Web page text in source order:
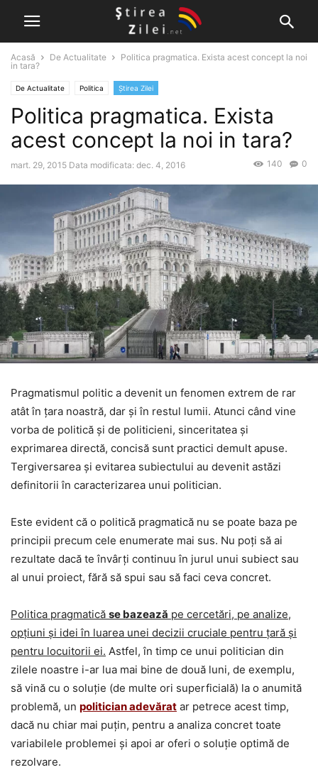
Acasă De Actualitate
Politica pragmatica. Exista acest concept la noi
in tara?
De Actualitate Politica Știrea Zilei
Politica pragmatica. Exista
acest concept la noi in tara?
mart. 29, 2015 Data modificata: dec. 4, 2016 0
140
Pragmatismul politic a devenit un fenomen extrem de rar
atât în țara noastră, dar și în restul lumii. Atunci când vine
vorba de politică și de politicieni, sinceritatea și
exprimarea directă, concisă sunt practici demult apuse.
Tergiversarea și evitarea subiectului au devenit astăzi
definitorii în caracterizarea unui politician.
Este evident că o politică pragmatică nu se poate baza pe
principii precum cele enumerate mai sus. Nu poți să ai
rezultate dacă te învârți continuu în jurul unui subiect sau
al unui proiect, fără să spui sau să faci ceva concret.
Politica pragmatică se bazează pe cercetări, pe analize,
opțiuni și idei în luarea unei decizii cruciale pentru țară și
pentru locuitorii ei. Astfel, în timp ce unui politician din
zilele noastre i-ar lua mai bine de două luni, de exemplu,
să vină cu o soluție (de multe ori superficială) la o anumită
problemă, un politician adevărat ar petrece acest timp,
dacă nu chiar mai puțin, pentru a analiza concret toate
variabilele problemei și apoi ar oferi o soluție optimă de
rezolvare.